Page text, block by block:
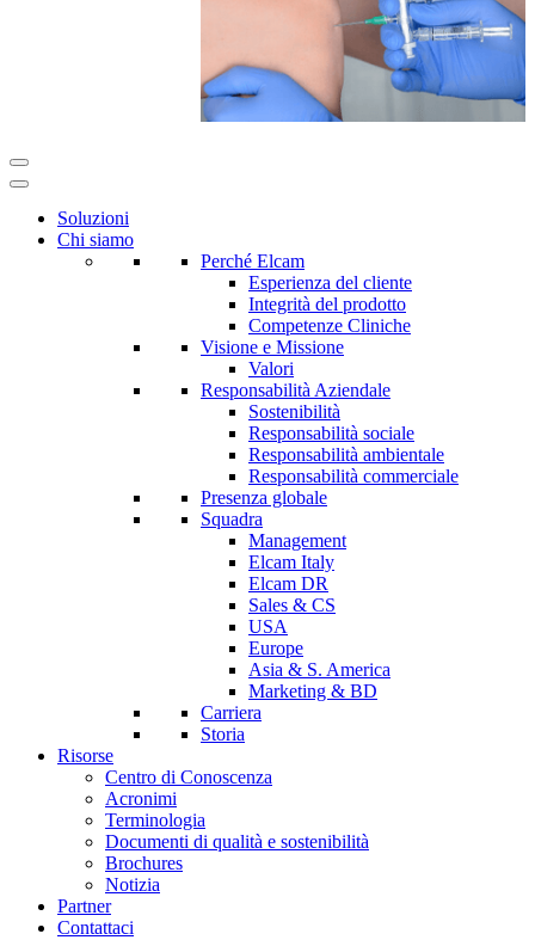
Soluzioni
Chi siamo
Perché Elcam
Esperienza del cliente
Integrità del prodotto
Competenze Cliniche
Visione e Missione
Valori
Responsabilità Aziendale
Sostenibilità
Responsabilità sociale
Responsabilità ambientale
Responsabilità commerciale
Presenza globale
Squadra
Management
Elcam Italy
Elcam DR
Sales & CS
USA
Europe
Asia & S. America
Marketing & BD
Carriera
Storia
Risorse
Centro di Conoscenza
Acronimi
Terminologia
Documenti di qualità e sostenibilità
Brochures
Notizia
Partner
Contattaci